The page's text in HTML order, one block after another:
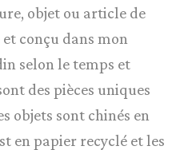
objet ou article de
conçu dans mon
selon le temps et
des pièces uniques
objets sont chinés en
en papier recyclé et les